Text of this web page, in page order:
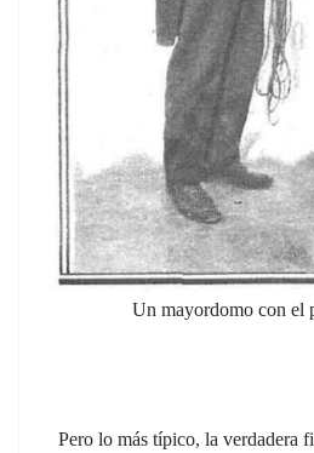
Un mayordomo con el
Pero lo más típico, la verdadera